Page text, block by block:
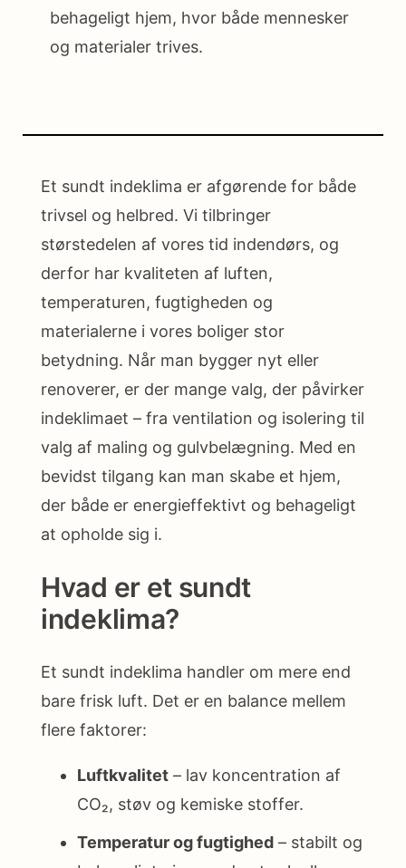
behageligt hjem, hvor både mennesker
og materialer trives.
Et sundt indeklima er afgørende for både
trivsel og helbred. Vi tilbringer
størstedelen af vores tid indendørs, og
derfor har kvaliteten af luften,
temperaturen, fugtigheden og
materialerne i vores boliger stor
betydning. Når man bygger nyt eller
renoverer, er der mange valg, der påvirker
indeklimaet – fra ventilation og isolering til
valg af maling og gulvbelægning. Med en
bevidst tilgang kan man skabe et hjem,
der både er energieffektivt og behageligt
at opholde sig i.
Hvad er et sundt
indeklima?
Et sundt indeklima handler om mere end
bare frisk luft. Det er en balance mellem
flere faktorer:
Luftkvalitet – lav koncentration af
CO₂, støv og kemiske stoffer.
Temperatur og fugtighed – stabilt og